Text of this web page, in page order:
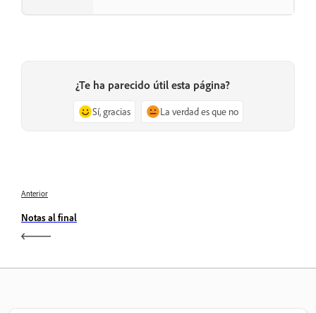
¿Te ha parecido útil esta página?
Sí, gracias La verdad es que no
Anterior
Notas al final